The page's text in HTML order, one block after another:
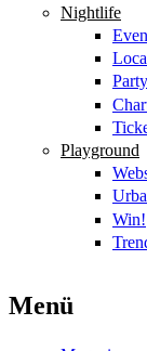
Nightlife
Playground
Win!
Menü